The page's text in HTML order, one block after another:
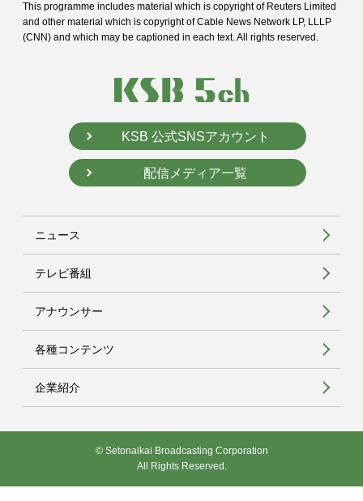
This programme includes material which is copyright of Reuters Limited
and other material which is copyright of Cable News Network LP, LLLP
(CNN) and which may be captioned in each text. All rights reserved.
KSB 公式SNSアカウント
配信メディア一覧
ニュース
テレビ番組
アナウンサー
各種コンテンツ
企業紹介
© Setonaikai Broadcasting Corporation
All Rights Reserved.